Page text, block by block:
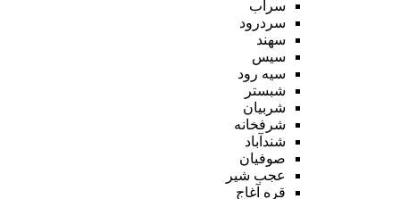
سراب
سردرود
سهند
سیس
سیه رود
شبستر
شربیان
شرفخانه
شندآباد
صوفیان
عجب شیر
قره آغاج